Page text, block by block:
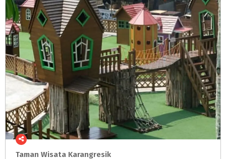
Taman Wisata Karangresik